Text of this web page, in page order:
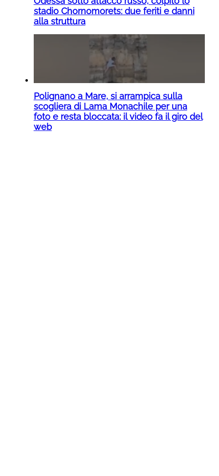
stadio Chornomorets: due feriti e danni
alla struttura
Polignano a Mare, si arrampica sulla
scogliera di Lama Monachile per una
foto e resta bloccata: il video fa il giro del
web